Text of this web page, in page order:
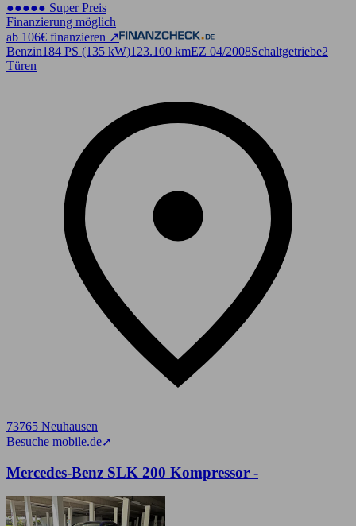
●●●●● Super Preis
Finanzierung möglich
ab 106€ finanzieren ↗
Benzin184 PS (135 kW)123.100 kmEZ 04/2008Schaltgetriebe2
Türen
73765 Neuhausen
Besuche mobile.de➚
Mercedes-Benz SLK 200 Kompressor -